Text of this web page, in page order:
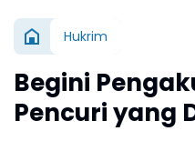
Hukrim
Begini
Pencuri yang